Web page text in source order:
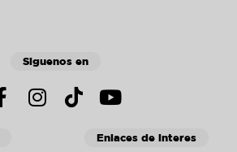
Siguenos en
Enlaces de interes